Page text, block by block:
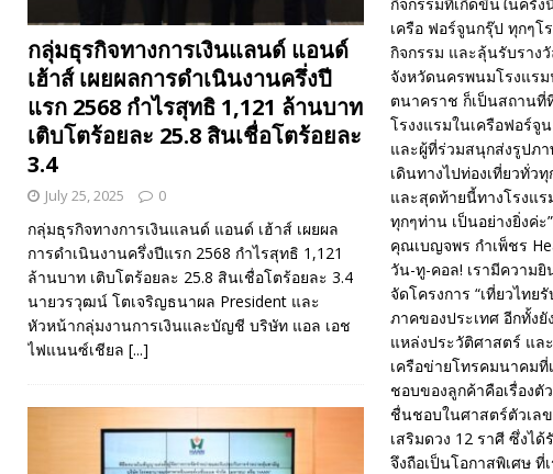
เครือ ฟอร์จูนกรุ๊ป ทุกๆโ
กิจกรรม และลุ้นรับราง
จังหวัดนครพนมโรงแรม
ตนาคราช ก็เป็นสถานที่
โรงงแรมในเครือฟอร์จู
และผู้ที่ร่วมสนุกส่งรูปภา
เดินทางไปท่องเที่ยวทั่ว
และสุดท้ายนี้ทางโรงแ
ทุกๆท่าน เป็นอย่างยิ่งค่ะ”
คุณเบญจพร กำเพ็ชร
วัน-ทู-คอล! เรามีความ
จัดโครงการ “เที่ยวไทย
ภาคของประเทศ อีกทั้ง
แหล่งประวัติศาสตร์ แล
เครือข่ายโทรคมนาคม
ชอบของลูกค้าคือเรื่อง
ชื่นชอบในศาสตร์ตัวเล
เสริมดวง 12 ราศี ซึ่งไ
จึงถือเป็นโอกาสพิเศษ
กลุ่มธุรกิจทางการเงินแลนด์ แอนด์
เฮ้าส์ เผยผลการดำเนินงานครึ่งปี
แรก 2568 กำไรสุทธิ 1,121 ล้านบาท
เติบโตร้อยละ 25.8 สินเชื่อโตร้อยละ
3.4
July 25, 2025 0
กลุ่มธุรกิจทางการเงินแลนด์ แอนด์ เฮ้าส์ เผยผล
การดำเนินงานครึ่งปีแรก 2568 กำไรสุทธิ 1,121
ล้านบาท เติบโตร้อยละ 25.8 สินเชื่อโตร้อยละ 3.4
นายวรวุฒน์ โตเจริญธนาผล President และ
หัวหน้ากลุ่มงานการเงินและบัญชี บริษัท แอล เอช
ไฟแนนซ์เชียล [...]